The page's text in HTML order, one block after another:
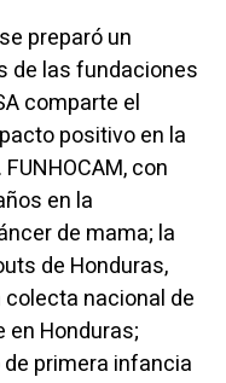
preparó un
de las fundaciones
comparte el
positivo en la
con
en la
de mama; la
de Honduras,
nacional de
en Honduras;
primera infancia